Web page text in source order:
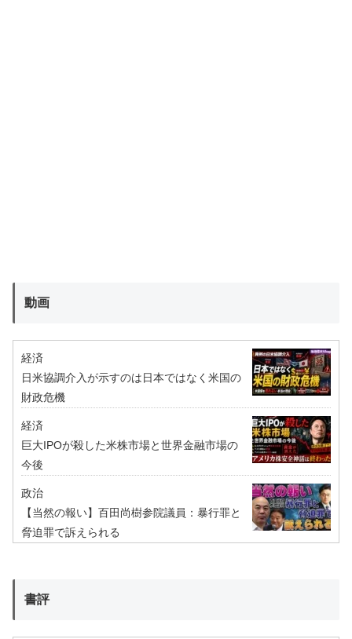
動画
経済
日米協調介入が示すのは日本ではなく米国の
財政危機
経済
巨大IPOが殺した米株市場と世界金融市場の
今後
政治
【当然の報い】百田尚樹参院議員：暴行罪と
脅迫罪で訴えられる
書評